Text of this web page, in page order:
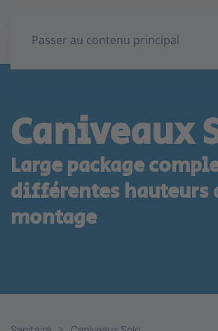
Passer au contenu principal
Caniveaux
Large package
différentes hauteurs
montage